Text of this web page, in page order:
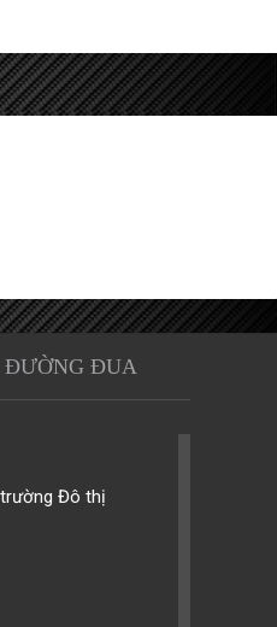
ĐƯỜNG ĐUA
trường Đô thị